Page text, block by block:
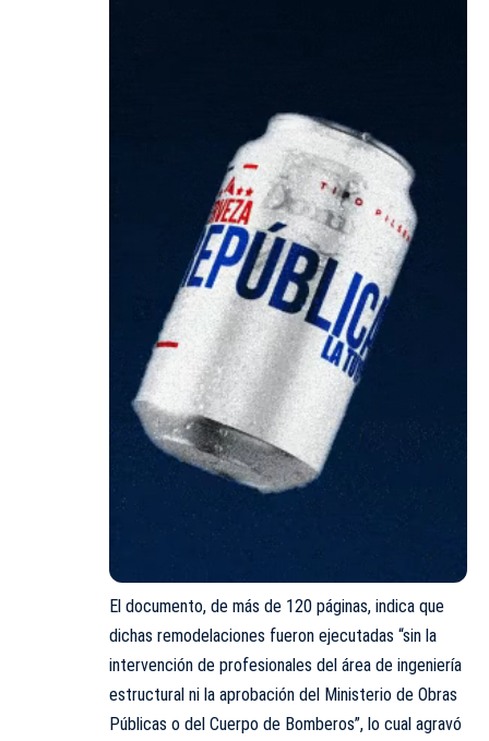
El documento, de más de 120 páginas, indica que
dichas remodelaciones fueron ejecutadas “sin la
intervención de profesionales del área de ingeniería
estructural ni la aprobación del Ministerio de Obras
Públicas o del Cuerpo de Bomberos”, lo cual agravó